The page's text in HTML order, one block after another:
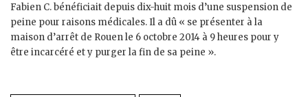
Fabien C. bénéficiait depuis dix-huit mois d’une suspension de
peine pour raisons médicales. Il a dû « se présenter à la
maison d’arrêt de Rouen le 6 octobre 2014 à 9 heures pour y
être incarcéré et y purger la fin de sa peine ».